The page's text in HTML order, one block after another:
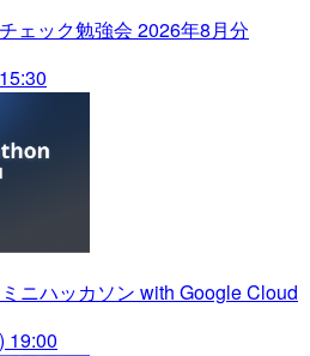
ェック勉強会 2026年8月分
ニハッカソン with Google Cloud
19:00